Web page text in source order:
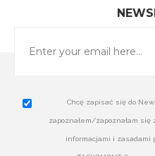
Chcę zapisać się do
zapoznałem/zapoznałam
informacjami i zasadami